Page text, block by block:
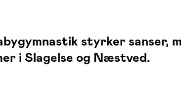
styrker sanser,
i Slagelse og Næstved.